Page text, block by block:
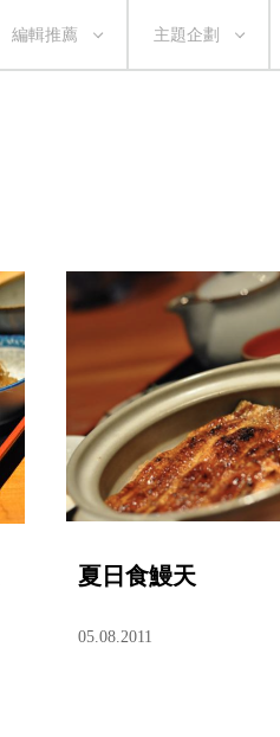
編輯推薦 主題企劃
夏日食鰻天
05.08.2011